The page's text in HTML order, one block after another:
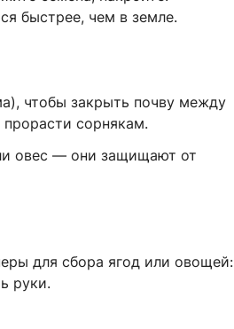
быстрее, чем в земле.
чтобы закрыть почву между
сорнякам.
овес — они защищают от
для сбора ягод или овощей:
руки.